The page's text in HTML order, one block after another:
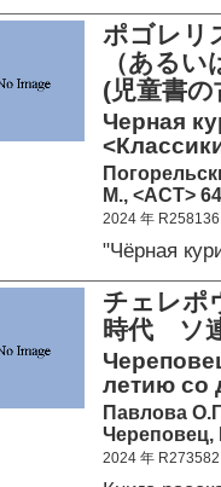
ポゴレリ
（ある
(児童書
Черная
М., <АСТ>
2024 年 R258136
"Чёрная
チェレポ
時代 ソ
летию со
Павлова
Череповец,
2024 年 R273582